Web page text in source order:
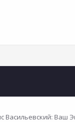
Васильевский: Ваш